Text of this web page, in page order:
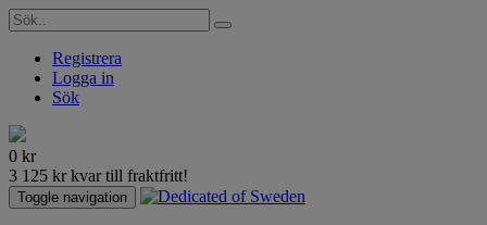
Registrera
Logga in
Sök
0 kr
3 125 kr kvar till fraktfritt!
Toggle navigation